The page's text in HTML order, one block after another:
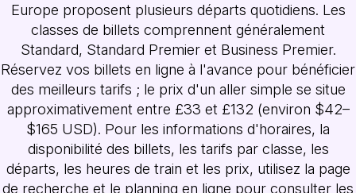
Europe proposent plusieurs départs quotidiens. Les
classes de billets comprennent généralement
Standard, Standard Premier et Business Premier.
Réservez vos billets en ligne à l'avance pour bénéficier
des meilleurs tarifs ; le prix d'un aller simple se situe
approximativement entre £33 et £132 (environ $42–
$165 USD). Pour les informations d'horaires, la
disponibilité des billets, les tarifs par classe, les
départs, les heures de train et les prix, utilisez la page
de recherche et le planning en ligne pour consulter les